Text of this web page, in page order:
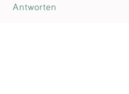
Antworten